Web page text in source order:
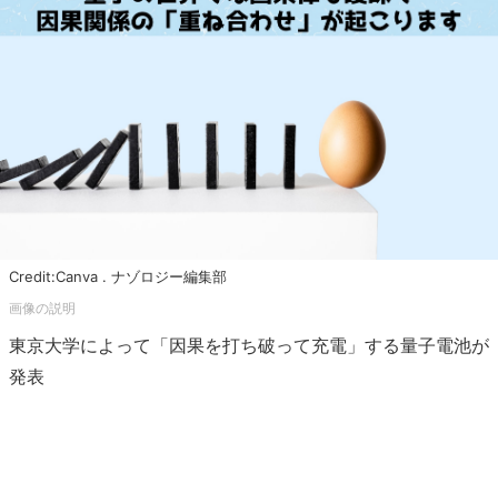
Credit:Canva . ナゾロジー編集部
東京大学によって「因果を打ち破って充電」する量子電池が
発表